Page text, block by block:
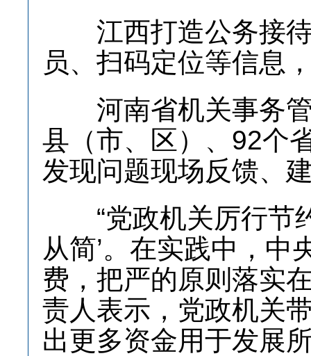
江西打造公务接待“
员、扫码定位等信息
河南省机关事务管
县（市、区）、92个
发现问题现场反馈、
“党政机关厉行节约
从简’。在实践中，中
费，把严的原则落实
责人表示，党政机关
出更多资金用于发展